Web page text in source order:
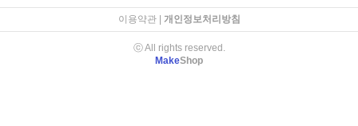
이용약관| 개인정보처리방침
ⓒ All rights reserved.
MakeShop